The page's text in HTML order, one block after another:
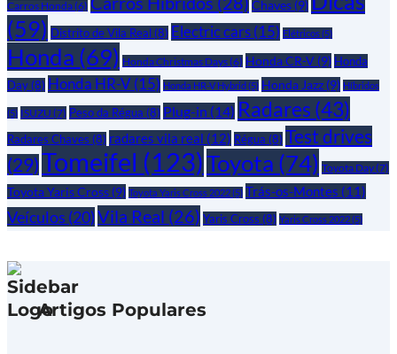
Carros Honda(6) Chaves (9)
(59) Distrito de Vila Real (8) Electric cars (15) Elétricos(5)
Honda (69) Honda Christmas Days(6) Honda CR-V (9) Honda
Day (8) Honda HR-V (15) Honda HR-V Hybrid (5) Honda Jazz (9) Híbridos
(5) ISUZU (7) Peso da Régua (8) Plug-in (14) Radares (43)
Radares Chaves (8) radares vila real (12) Régua (8) Test drives
(29)Tomeifel (123)Toyota (74) Toyota Day(7)
Toyota Yaris Cross (9) Toyota Yaris Cross 2022(5) Trás-os-Montes (11)
Veículos (20)Vila Real (26) Yaris Cross (8) Yaris Cross 2022(5)
Artigos Populares